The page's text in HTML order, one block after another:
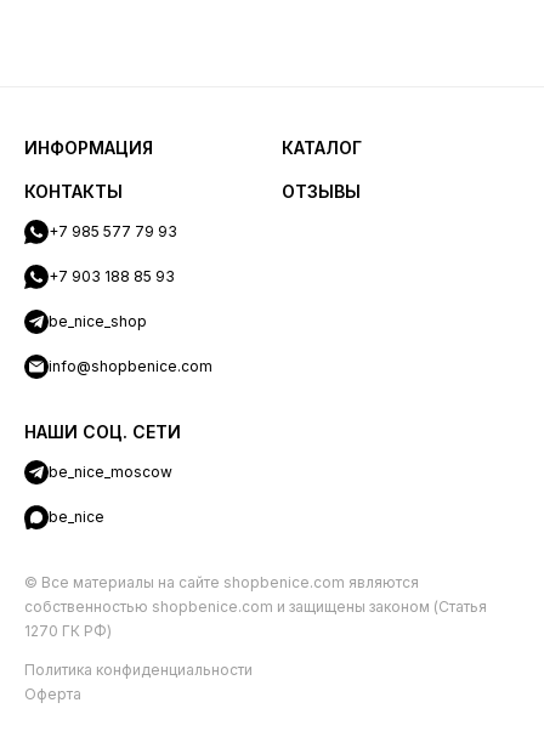
ИНФОРМАЦИЯ КАТАЛОГ
КОНТАКТЫ
+7 985 577 79 93
+7 903 188 85 93
be_nice_shop
info@shopbenice.com
НАШИ СОЦ. СЕТИ
be_nice_moscow
be_nice
ОТЗЫВЫ
© Все материалы на сайте shopbenice.com являются
собственностью shopbenice.com и защищены законом (Статья
1270 ГК РФ)
Политика конфиденциальности
Оферта